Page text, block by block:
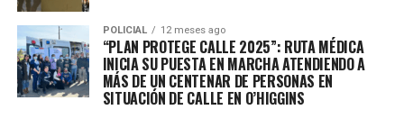
POLICIAL 12 meses ago
“PLAN PROTEGE CALLE 2025”: RUTA MÉDICA
INICIA SU PUESTA EN MARCHA ATENDIENDO A
MÁS DE UN CENTENAR DE PERSONAS EN
SITUACIÓN DE CALLE EN O’HIGGINS